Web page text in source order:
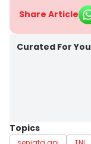
Share Article
Curated For You
Topics